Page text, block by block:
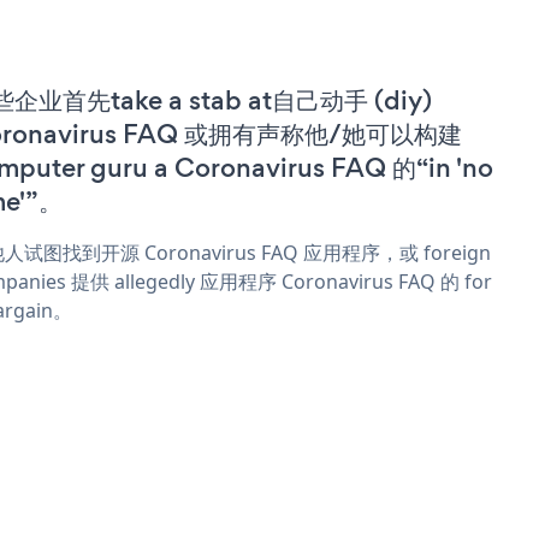
企业首先take a stab at自己动手 (diy)
FAQ 或拥有声称他/她可以构建
guru a Coronavirus FAQ 的“in 'no
。
人试图找到开源 Coronavirus FAQ 应用程序，或 foreign
提供 allegedly 应用程序 Coronavirus FAQ 的 for
。